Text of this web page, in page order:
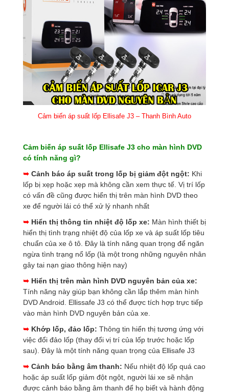
Cảm biến áp suất lốp Ellisafe J3 – Thanh Bình Auto
Cảm biến áp suất lốp Ellisafe J3 cho màn hình DVD
có tính năng gì?
➥ Cảnh báo áp suất trong lốp bị giảm đột ngột: Khi
lốp bị xẹp hoặc xẹp mà không cần xem thực tế. Vị trí lốp
có vấn đề cũng được hiển thị trên màn hình DVD theo
xe để người lái có thể xử lý nhanh nhất
➥ Hiển thị thông tin nhiệt độ lốp xe: Màn hình thiết bị
hiển thị tình trạng nhiệt độ của lốp xe và áp suất lốp tiêu
chuẩn của xe ô tô. Đây là tính năng quan trọng để ngăn
ngừa tình trạng nổ lốp (là một trong những nguyên nhân
gây tai nạn giao thông hiện nay)
➥ Hiển thị trên màn hình DVD nguyên bản của xe:
Tính năng này giúp bạn không cần lắp thêm màn hình
DVD Android. Ellissafe J3 có thể được tích hợp trực tiếp
vào màn hình DVD nguyên bản của xe.
➥ Khớp lốp, đảo lốp: Thông tin hiển thị tương ứng với
việc đổi đảo lốp (thay đổi vị trí của lốp trước hoặc lốp
sau). Đây là một tính năng quan trọng của Ellisafe J3
➥ Cảnh báo bằng âm thanh: Nếu nhiệt độ lốp quá cao
hoặc áp suất lốp giảm đột ngột, người lái xe sẽ nhận
được cảnh báo bằng âm thanh để họ biết và hành động